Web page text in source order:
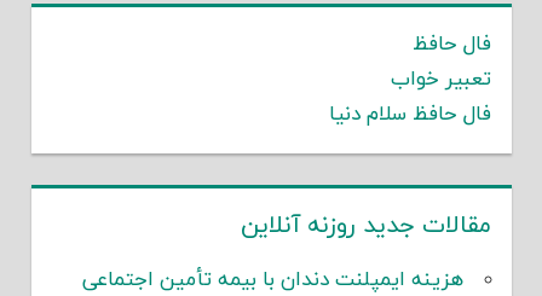
فال حافظ
تعبیر خواب
فال حافظ سلام دنیا
مقالات جدید روزنه آنلاین
هزینه ایمپلنت دندان با بیمه تأمین اجتماعی